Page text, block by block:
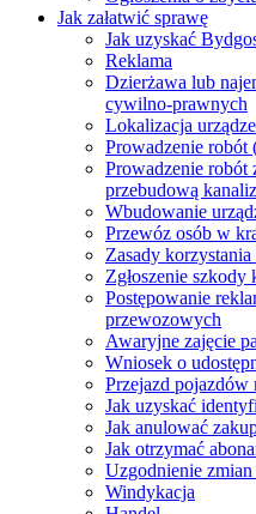
Jak załatwić sprawę
Jak uzyskać
Reklama
Dzierżawa lub
cywilno-prawnych
Lokalizacja
Prowadzenie robót
Prowadzenie robót
przebudową
Wbudowanie
Przewóz osób w
Zasady
Zgłoszenie
Postępowanie
przewozowych
Awaryjne zajęcie
Wniosek o
Przejazd
Jak uzyskać
Jak anulować
Jak otrzymać
Uzgodnienie
Windykacja